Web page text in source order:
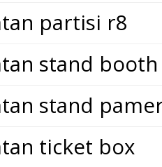
partisi r8
stand booth
stand
ticket box